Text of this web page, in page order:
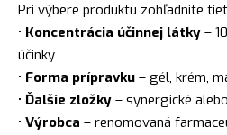
Pri výbere produktu zohľadnite
• Koncentrácia účinnej látky –
účinky
• Forma prípravku – gél, krém,
• Ďalšie zložky – synergické
• Výrobca – renomovaná